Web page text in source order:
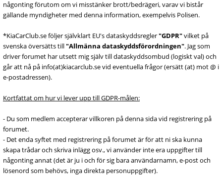
någonting förutom om vi misstänker brott/bedrägeri, varav vi bistår
gällande myndigheter med denna information, exempelvis Polisen.
*KiaCarClub.se följer självklart EU's dataskyddsregler"GDPR"vilket på
svenska översätts till"Allmänna dataskyddsförordningen". Jag som
driver forumet har utsett mig själv till dataskyddsombud (logiskt val) och
går att nå på info(at)kiacarclub.se vid eventuella frågor (ersätt (at) mot @ i
e-postadressen).
Kortfattat om hur vi lever upp till GDPR-målen:
- Du som medlem accepterar villkoren på denna sida vid registrering på
forumet.
- Det enda syftet med registrering på forumet är för att ni ska kunna
skapa trådar och skriva inlägg osv., vi använder inte era uppgifter till
någonting annat (det är ju i och för sig bara användarnamn, e-post och
lösenord som behövs, inga direkta personuppgifter).